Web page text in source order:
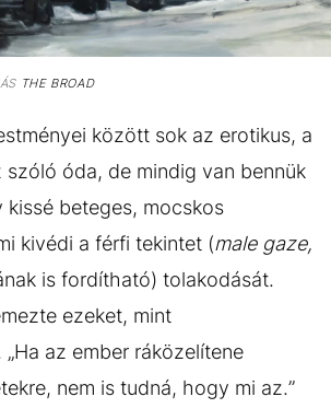
THE BROAD
között sok az erotikus, a
óda, de mindig van bennük
kissé beteges, mocskos
kivédi a férfi tekintet (male gaze,
is fordítható) tolakodását.
ezeket, mint
az ember ráközelítene
nem is tudná, hogy mi az.”